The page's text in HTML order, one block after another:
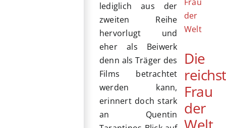
lediglich aus der
zweiten Reihe
hervorlugt und
eher als Beiwerk
denn als Träger des
Films betrachtet
werden kann,
erinnert doch stark
an Quentin
Die
Frau
der